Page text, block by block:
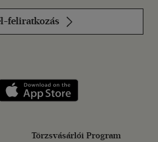
feliratkozás
ona LinkedInen
applikáció Szerezd meg: Google
Törzsvásárlói Program